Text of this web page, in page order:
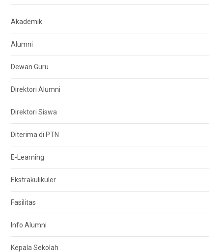
Akademik
Alumni
Dewan Guru
Direktori Alumni
Direktori Siswa
Diterima di PTN
E-Learning
Ekstrakulikuler
Fasilitas
Info Alumni
Kepala Sekolah